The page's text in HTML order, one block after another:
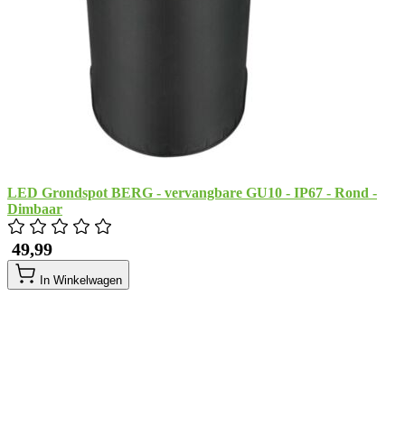
LED Grondspot BERG - vervangbare GU10 - IP67 - Rond -
Dimbaar
​ 49,99
In Winkelwagen